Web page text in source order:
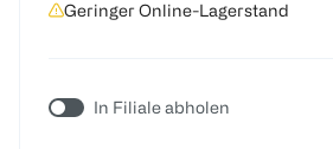
Geringer Online-Lagerstand
In Filiale abholen